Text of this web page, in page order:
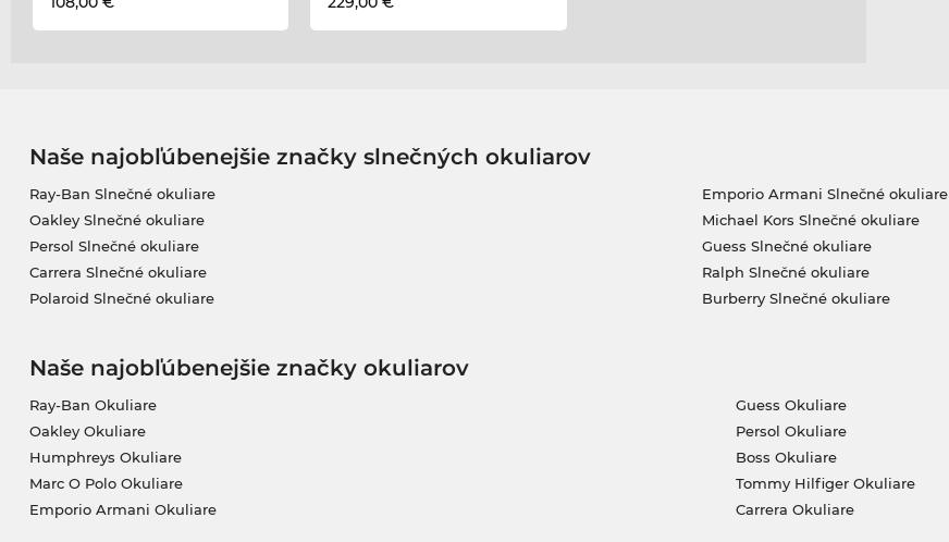
Naše najobľúbenejšie značky slnečných okuliarov
Ray-Ban Slnečné okuliare
Oakley Slnečné okuliare
Persol Slnečné okuliare
Carrera Slnečné okuliare
Polaroid Slnečné okuliare
Emporio Armani Slnečné okuliare
Michael Kors Slnečné okuliare
Guess Slnečné okuliare
Ralph Slnečné okuliare
Burberry Slnečné okuliare
Naše najobľúbenejšie značky okuliarov
Ray-Ban Okuliare
Oakley Okuliare
Humphreys Okuliare
Marc O Polo Okuliare
Emporio Armani Okuliare
Guess Okuliare
Persol Okuliare
Boss Okuliare
Tommy Hilfiger Okuliare
Carrera Okuliare